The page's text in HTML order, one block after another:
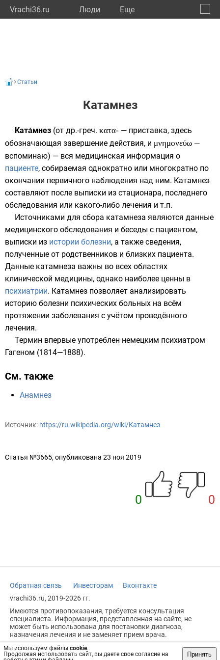
Vrachi36.ru Люди Eще
Мы используем файлы cookie.
Продолжая использовать сайт, вы даете свое согласие на
Принять
Статьи
Катамнез
Ката́мнез (от др.-греч. κατα- — приставка, здесь
обозначающая завершение действия, и μνημονεύω —
вспоминаю) — вся медицинская информация о
пациенте, собираемая однократно или многократно по
окончании первичного наблюдения над ним. Катамнез
составляют после выписки из стационара, последнего
обследования или какого-либо лечения и т.п.
Источниками для сбора катамнеза являются данные
медицинского обследования и беседы с пациентом,
выписки из истории болезни, а также сведения,
полученные от родственников и близких пациента.
Данные катамнеза важны во всех областях
клинической медицины, однако наиболее ценны в
психиатрии. Катамнез позволяет анализировать
историю болезни психических больных на всём
протяжении заболевания с учётом проведённого
лечения.
Термин впервые употреблен немецким психиатром
Гагеном (1814—1888).
См. также
Анамнез
Источник: https://ru.wikipedia.org/wiki/Катамнез
Статья №3665, опубликована 23 ноя 2019
0 0
Обратная связь Инвесторам
Вконтакте
vrachi36.ru, 2019-2026 гг.
Имеются противопоказания, требуется консультация
специалиста. Информация, представленная на сайте, не
может быть использована для постановки диагноза,
назначения лечения и не заменяет прием врача.
Возрастное ограничение: 18+